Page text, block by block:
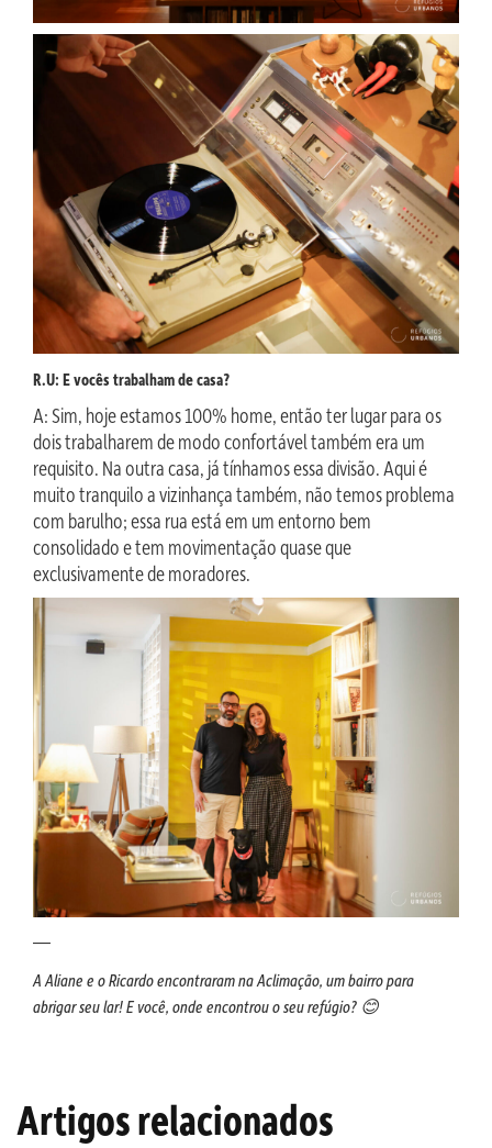
R.U: E vocês trabalham de casa?
A: Sim, hoje estamos 100% home, então ter lugar para os
dois trabalharem de modo confortável também era um
requisito. Na outra casa, já tínhamos essa divisão. Aqui é
muito tranquilo a vizinhança também, não temos problema
com barulho; essa rua está em um entorno bem
consolidado e tem movimentação quase que
exclusivamente de moradores.
—
A Aliane e o Ricardo encontraram na Aclimação, um bairro para
abrigar seu lar! E você, onde encontrou o seu refúgio? 😊
Artigos relacionados